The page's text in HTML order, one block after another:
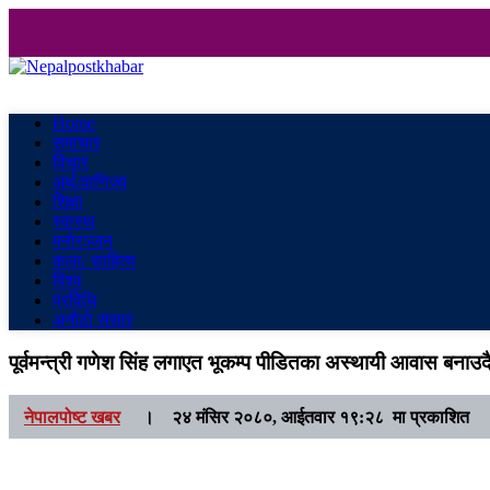
Home
समाचार
विचार
अर्थ/वाणिज्य
शिक्षा
स्वास्थ
मनाेरञ्जन
कला/ साहित्य
विश्व
प्रविधि
अनौठो संसार
पूर्वमन्त्री गणेश सिंह लगाएत भूकम्प पीडितका अस्थायी आवास
नेपालपोष्ट खबर। २४ मंसिर २०८०, आईतवार १९:२८ मा प्रकाशित